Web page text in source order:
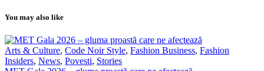
You may also like
Arts & Culture, Code Noir Style, Fashion Business, Fashion
Insiders, News, Povesti, Stories